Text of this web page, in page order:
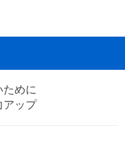
ために
アップ